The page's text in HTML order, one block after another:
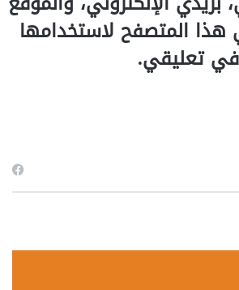
هذا المتصفح لاستخدامها
في تعليقي.